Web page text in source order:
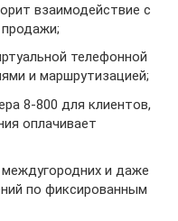
взаимодействие с
телефонной
и маршрутизацией;
8-800 для клиентов,
оплачивает
и даже
по фиксированным